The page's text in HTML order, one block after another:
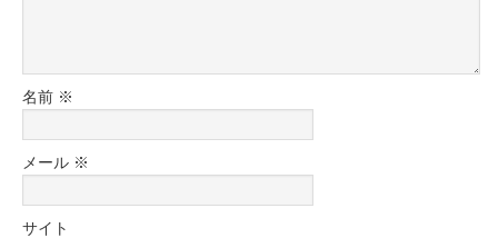
名前 ※
メール ※
サイト